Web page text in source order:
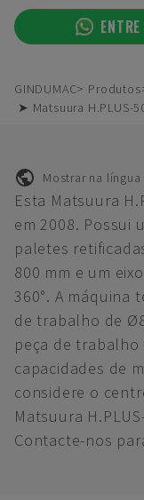
GINDUMAC Produtos
➤ Matsuura H.PLUS-
Mostrar na
Esta Matsuura
em 2008. Possui
paletes
800 mm e um
360°. A máquina
de trabalho de
peça de trabalho
capacidades de
considere o
Matsuura
Contacte-nos